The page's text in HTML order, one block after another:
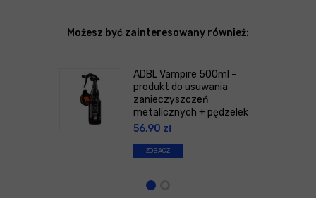
Możesz być zainteresowany również:
ADBL Vampire 500ml -
produkt do usuwania
zanieczyszczeń
metalicznych + pędzelek
56,90 zł
ZOBACZ